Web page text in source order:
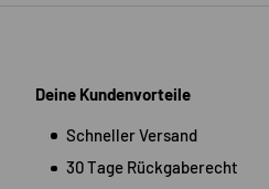
Deine Kundenvorteile
Schneller Versand
30 Tage Rückgaberecht